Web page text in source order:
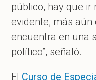
público, hay que
evidente, más
encuentra en una
político”, señaló.
El Curso de